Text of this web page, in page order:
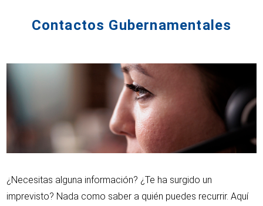
Contactos Gubernamentales
¿Necesitas alguna información? ¿Te ha surgido un
imprevisto? Nada como saber a quién puedes recurrir. Aquí